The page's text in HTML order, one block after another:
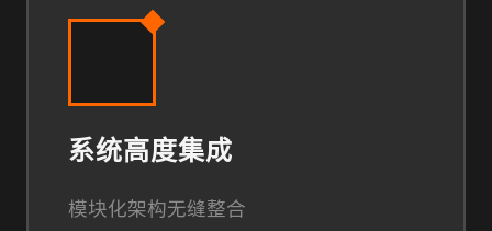
系统高度集成
模块化架构无缝整合